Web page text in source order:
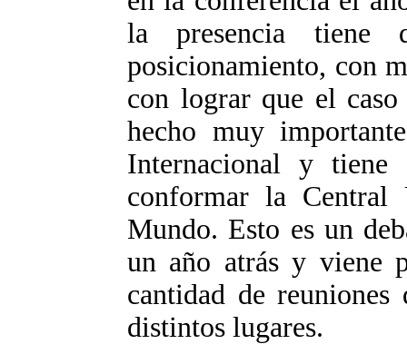
la presencia tiene
posicionamiento, con
con lograr que el
hecho muy
Internacional y
conformar la Central
Mundo. Esto es un
un año atrás y viene
cantidad de
distintos lugares.